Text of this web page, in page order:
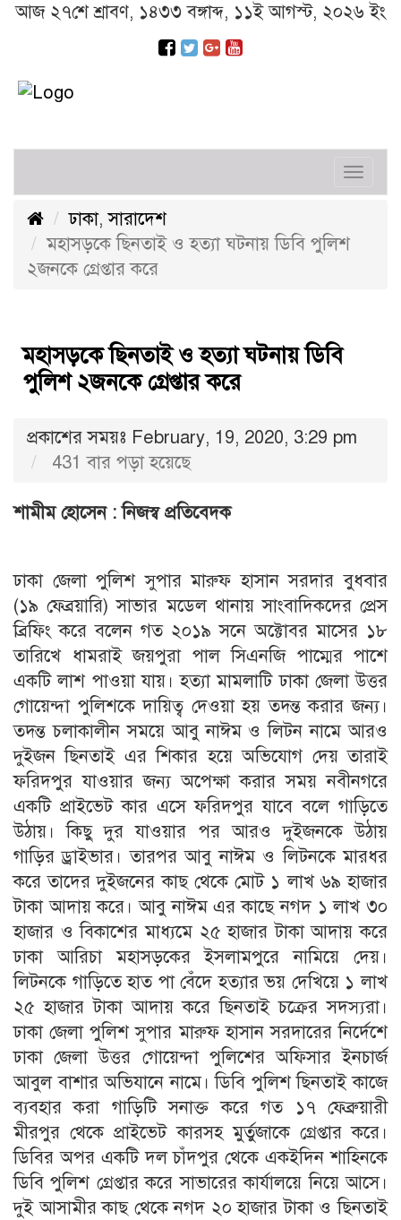
আজ ২৭শে শ্রাবণ, ১৪৩৩ বঙ্গাব্দ, ১১ই আগস্ট, ২০২৬ ইং
ঢাকা,সারাদেশ
মহাসড়কে ছিনতাই ও হত্যা ঘটনায় ডিবি পুলিশ
২জনকে গ্রেপ্তার করে
মহাসড়কে ছিনতাই ও হত্যা ঘটনায় ডিবি
পুলিশ ২জনকে গ্রেপ্তার করে
প্রকাশের সময়ঃ February, 19, 2020, 3:29 pm
431 বার পড়া হয়েছে
শামীম হোসেন : নিজস্ব প্রতিবেদক
ঢাকা জেলা পুলিশ সুপার মারুফ হাসান সরদার বুধবার
(১৯ ফেব্রয়ারি) সাভার মডেল থানায় সাংবাদিকদের প্রেস
ব্রিফিং করে বলেন গত ২০১৯ সনে অক্টোবর মাসের ১৮
তারিখে ধামরাই জয়পুরা পাল সিএনজি পাম্মের পাশে
একটি লাশ পাওয়া যায়। হত্যা মামলাটি ঢাকা জেলা উত্তর
গোয়েন্দা পুলিশকে দায়িত্ব দেওয়া হয় তদন্ত করার জন্য।
তদন্ত চলাকালীন সময়ে আবু নাঈম ও লিটন নামে আরও
দুইজন ছিনতাই এর শিকার হয়ে অভিযোগ দেয় তারাই
ফরিদপুর যাওয়ার জন্য অপেক্ষা করার সময় নবীনগরে
একটি প্রাইভেট কার এসে ফরিদপুর যাবে বলে গাড়িতে
উঠায়। কিছু দুর যাওয়ার পর আরও দুইজনকে উঠায়
গাড়ির ড্রাইভার। তারপর আবু নাঈম ও লিটনকে মারধর
করে তাদের দুইজনের কাছ থেকে মোট ১ লাখ ৬৯ হাজার
টাকা আদায় করে। আবু নাঈম এর কাছে নগদ ১ লাখ ৩০
হাজার ও বিকাশের মাধ্যমে ২৫ হাজার টাকা আদায় করে
ঢাকা আরিচা মহাসড়কের ইসলামপুরে নামিয়ে দেয়।
লিটনকে গাড়িতে হাত পা বেঁদে হত্যার ভয় দেখিয়ে ১ লাখ
২৫ হাজার টাকা আদায় করে ছিনতাই চক্রের সদস্যরা।
ঢাকা জেলা পুলিশ সুপার মারুফ হাসান সরদারের নির্দেশে
ঢাকা জেলা উত্তর গোয়েন্দা পুলিশের অফিসার ইনচার্জ
আবুল বাশার অভিযানে নামে। ডিবি পুলিশ ছিনতাই কাজে
ব্যবহার করা গাড়িটি সনাক্ত করে গত ১৭ ফেব্রুয়ারী
মীরপুর থেকে প্রাইভেট কারসহ মুর্তুজাকে গ্রেপ্তার করে।
ডিবির অপর একটি দল চাঁদপুর থেকে একইদিন শাহিনকে
ডিবি পুলিশ গ্রেপ্তার করে সাভারের কার্যালয়ে নিয়ে আসে।
দুই আসামীর কাছ থেকে নগদ ২০ হাজার টাকা ও ছিনতাই